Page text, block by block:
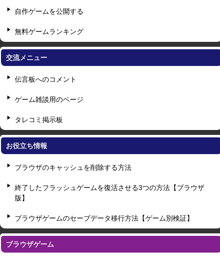
自作ゲームを公開する
無料ゲームランキング
交流メニュー
伝言板へのコメント
ゲーム雑談用のページ
タレコミ掲示板
お役立ち情報
ブラウザのキャッシュを削除する方法
終了したフラッシュゲームを復活させる3つの方法【ブラウザ
版】
ブラウザゲームのセーブデータ移行方法【ゲーム別検証】
ブラウザゲーム